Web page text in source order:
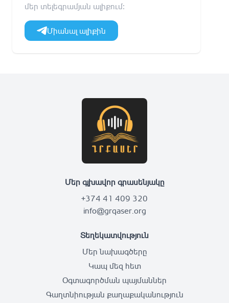
մեր տելեգրամյան ալիքում։
Միանալ ալիքին
Մեր գլխավոր գրասենյակը
+374 41 409 320
info@grqaser.org
Տեղեկատվություն
Մեր նախագծերը
Կապ մեզ հետ
Օգտագործման պայմաններ
Գաղտնիության քաղաքականություն